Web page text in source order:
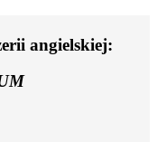
angielskiej: